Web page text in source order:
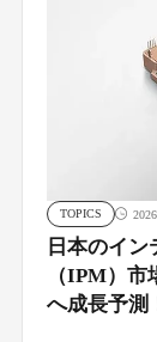
TOPICS
日本のイ
（IPM）
へ成長予測